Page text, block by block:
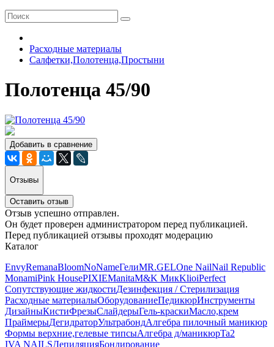
Расходные материалы
Салфетки,Полотенца,Простыни
Полотенца 45/90
Добавить в сравнение
Отзывы
Оставить отзыв
Отзыв успешно отправлен.
Он будет проверен администратором перед публикацией.
Перед публикацией отзывы проходят модерацию
Каталог
EnvyRemanaBloomNoNameГелиMR.GELOne NailNail Republic
MonamiPink HousePIXIEManitaM&K МикKlioiPerfect
Сопутствующие жидкостиДезинфекция / Стерилизация
Расходные материалыОборудованиеПедикюрИнструменты
ДизайныКистиФрезыСлайдерыГель-краскиМасло,крем
ПраймерыДегидраторУльтрабондАлгебра пилочный маникюр
Формы верхние,гелевые типсыАлгебра д/маникюрTa2
IVA NAILSДепиляцияБондирование